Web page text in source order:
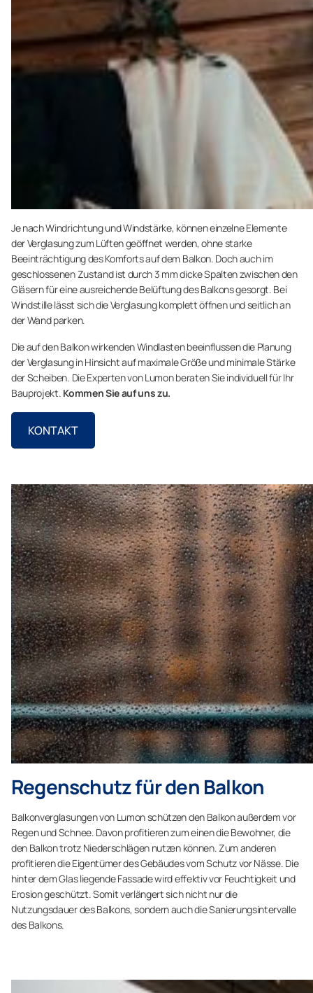
Je nach Windrichtung und Windstärke, können einzelne Elemente
der Verglasung zum Lüften geöffnet werden, ohne starke
Beeinträchtigung des Komforts auf dem Balkon. Doch auch im
geschlossenen Zustand ist durch 3 mm dicke Spalten zwischen den
Gläsern für eine ausreichende Belüftung des Balkons gesorgt. Bei
Windstille lässt sich die Verglasung komplett öffnen und seitlich an
der Wand parken.
Die auf den Balkon wirkenden Windlasten beeinflussen die Planung
der Verglasung in Hinsicht auf maximale Größe und minimale Stärke
der Scheiben. Die Experten von Lumon beraten Sie individuell für Ihr
Bauprojekt. Kommen Sie auf uns zu.
KONTAKT
Regenschutz für den Balkon
Balkonverglasungen von Lumon schützen den Balkon außerdem vor
Regen und Schnee. Davon profitieren zum einen die Bewohner, die
den Balkon trotz Niederschlägen nutzen können. Zum anderen
profitieren die Eigentümer des Gebäudes vom Schutz vor Nässe. Die
hinter dem Glas liegende Fassade wird effektiv vor Feuchtigkeit und
Erosion geschützt. Somit verlängert sich nicht nur die
Nutzungsdauer des Balkons, sondern auch die Sanierungsintervalle
des Balkons.